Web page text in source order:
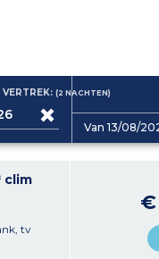
VERTREK:(2NACHTEN)
Van 13/08/
clim
tv
€